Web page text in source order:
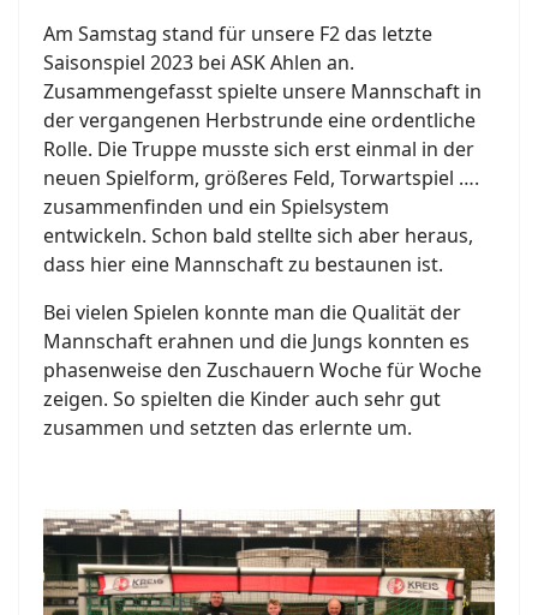
Am Samstag stand für unsere F2 das letzte
Saisonspiel 2023 bei ASK Ahlen an.
Zusammengefasst spielte unsere Mannschaft in
der vergangenen Herbstrunde eine ordentliche
Rolle. Die Truppe musste sich erst einmal in der
neuen Spielform, größeres Feld, Torwartspiel ….
zusammenfinden und ein Spielsystem
entwickeln. Schon bald stellte sich aber heraus,
dass hier eine Mannschaft zu bestaunen ist.
Bei vielen Spielen konnte man die Qualität der
Mannschaft erahnen und die Jungs konnten es
phasenweise den Zuschauern Woche für Woche
zeigen. So spielten die Kinder auch sehr gut
zusammen und setzten das erlernte um.